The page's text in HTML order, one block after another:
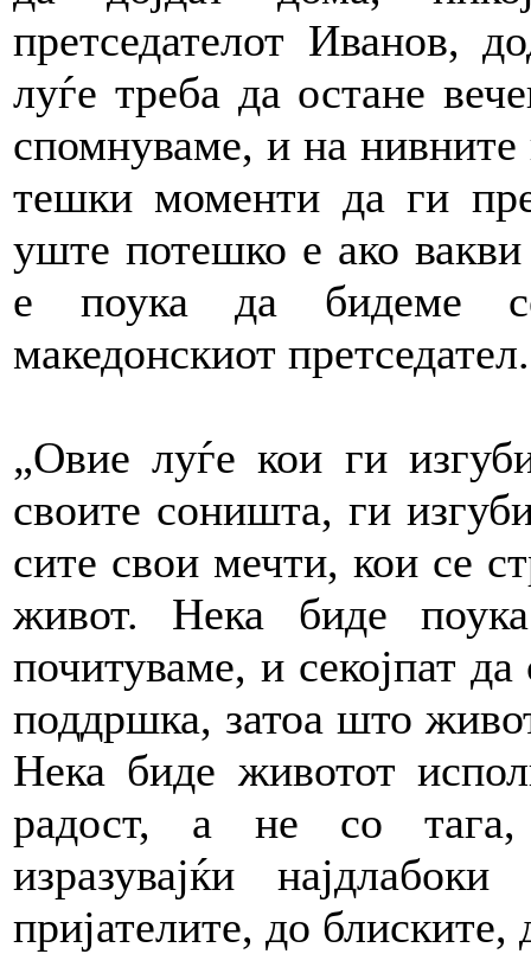
претседателот Иванов,
луѓе треба да остане
спомнуваме, и на
тешки моменти да ги
уште потешко е ако
е поука да бидеме
македонскиот претседател.
„Овие луѓе кои ги
своите соништа, ги
сите свои мечти, кои се
живот. Нека биде
почитуваме, и секојпат
поддршка, затоа што
Нека биде животот
радост, а не со тага,
изразувајќи
пријателите, до